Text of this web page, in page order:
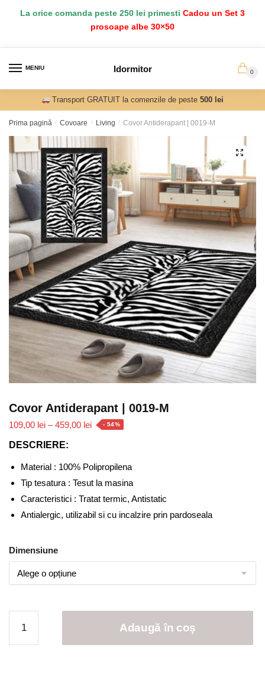
La orice comanda peste 250 lei primesti Cadou un Set 3
prosoape albe 30×50
MENIU Idormitor 0
Transport GRATUIT la comenzile de peste500 lei
Prima pagină / Covoare / Living / Covor Antiderapant | 0019-M
Covor Antiderapant | 0019-M
109,00 lei – 459,00 leiInterval
109,00 lei
până
- 54%
DESCRIERE:
Material : 100% Polipropilena
Tip tesatura : Tesut la masina
Caracteristici : Tratat termic, Antistatic
Antialergic, utilizabil si cu incalzire prin pardoseala
Dimensiune
Covor
Antiderapant
Adaugă în coș